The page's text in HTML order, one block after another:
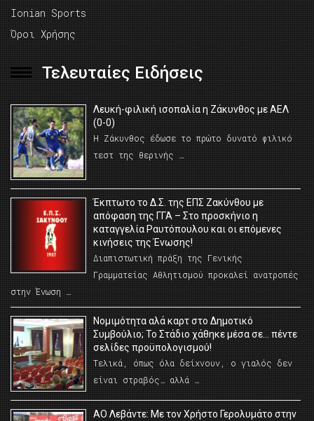
Ionian Sports
Όροι Χρήσης
Τελευταίες Ειδήσεις
Λευκή-φιλική ισοπαλία η Ζάκυνθος με ΑΕΛ
(0-0)
Η Ζάκυνθος έδωσε το πρώτο δυνατό φιλικό
τεστ της θερινής …
Έκπτωτο το Δ.Σ. της ΕΠΣ Ζακύνθου με
απόφαση της ΓΓΑ – Στο προσκήνιο η
καταγγελία Ραυτόπουλου και οι επόμενες
κινήσεις της Ένωσης!
Διαπιστωτική πράξη της Γενικής
Γραμματείας Αθλητισμού προκαλεί ανατροπές
στην Ένωση …
Νομιμότητα αλά καρτ στο Δημοτικό
Συμβούλιο; Το Στάδιο χάθηκε μέσα σε… πέντε
σελίδες προϋπολογισμού!
Τελικά, όπως όλα δείχνουν, ο γιαλός δεν
είναι στραβός… αλλά …
ΑΟ Λεβάντε: Με τον Χρήστο Γερολυμάτο στην